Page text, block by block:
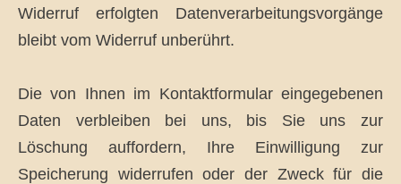
Widerruf erfolgten Datenverarbeitungsvorgänge
bleibt vom Widerruf unberührt.
Die von Ihnen im Kontaktformular eingegebenen
Daten verbleiben bei uns, bis Sie uns zur
Löschung auffordern, Ihre Einwilligung zur
Speicherung widerrufen oder der Zweck für die